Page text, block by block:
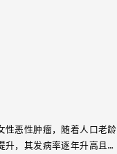
性恶性肿瘤，随着人口老龄
升，其发病率逐年升高且呈